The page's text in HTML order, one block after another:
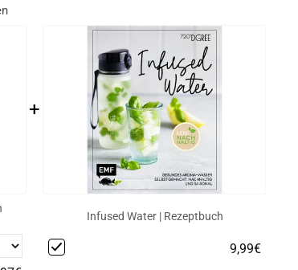
+
Infused Water | Rezeptbuch
9,99€